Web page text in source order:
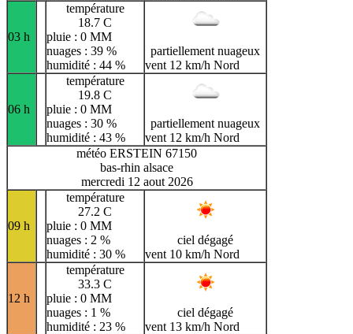
03 h
température
18.7 C
pluie : 0 MM
nuages : 39 %
humidité : 44 %
partiellement nuageux
vent 12 km/h Nord
06 h
température
19.8 C
pluie : 0 MM
nuages : 30 %
humidité : 43 %
partiellement nuageux
vent 12 km/h Nord
météo ERSTEIN 67150
bas-rhin alsace
mercredi 12 aout 2026
09 h
température
27.2 C
pluie : 0 MM
nuages : 2 %
humidité : 30 %
ciel dégagé
vent 10 km/h Nord
12 h
température
33.3 C
pluie : 0 MM
nuages : 1 %
humidité : 23 %
ciel dégagé
vent 13 km/h Nord